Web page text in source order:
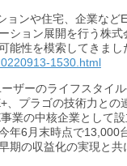
ョンや住宅、企業な
ション展開を行う株
能性を模索してきまし
1530.html
ザーのライフスタイ
、プラゴの技術力と
業の中核企業として設
年6月末時点で
期の収益化の実現と